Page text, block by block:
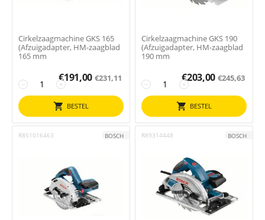
Cirkelzaagmachine GKS 165
(Afzuigadapter, HM-zaagblad
165 mm
+
−
€191,00 €231,11
BESTEL
Cirkelzaagmachine GKS 190
(Afzuigadapter, HM-zaagblad
190 mm
+
−
€203,00 €245,63
BESTEL
R851016463 BOSCH R89314448 BOSCH